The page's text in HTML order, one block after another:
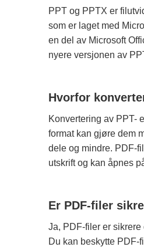
PPT og PPTX er
som er laget med
en del av Microsoft
nyere versjonen av
Hvorfor
Konvertering av PPT-
format kan gjøre dem
dele og mindre. PDF-
utskrift og kan åpnes
Er PDF-filer
Ja, PDF-filer er
Du kan beskytte PDF-